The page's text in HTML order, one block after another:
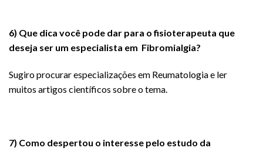
6) Que dica você pode dar para o fisioterapeuta que
deseja ser um especialista em Fibromialgia?
Sugiro procurar especializações em Reumatologia e ler
muitos artigos científicos sobre o tema.
7) Como despertou o interesse pelo estudo da